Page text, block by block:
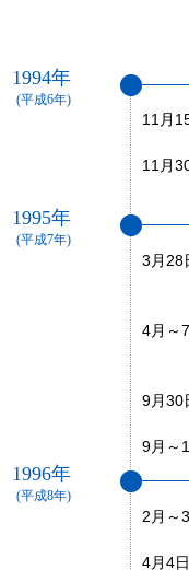
1994年
(平成6年)
11月
11月
1995年
(平成7年)
3月28
4月～
9月30
9月～
1996年
(平成8年)
2月～
4月4日